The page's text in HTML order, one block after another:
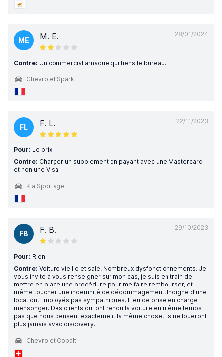
28/01/2024
ME M. E.
Contre: Un commercial arnaque qui tiens le bureau.
Chevrolet Spark
22/11/2023
FL F. L.
Pour: Le prix
Contre: Charger un supplement en payant avec une Mastercard
et non une Visa
Kia Sportage
29/10/2023
FB F. B.
Pour: Rien
Contre: Voiture vieille et sale. Nombreux dysfonctionnements. Je
vous invite à vous renseigner sur mon cas, je suis en train de
mettre en place une procédure pour me faire rembourser, et
même toucher une indemnité de dédommagement. Indigne d’une
location. Employés pas sympathiques. Lieu de prise en charge
mensonger. Des clients qui ont rendu la voiture en même temps
pas que nous pensent exactement la même chose. Ils ne loueront
plus jamais avec discovery.
Chevrolet Cobalt